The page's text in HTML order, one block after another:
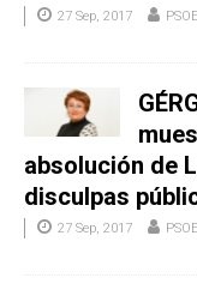
27 Sep, 2017
absolución de
disculpas
27 Sep, 2017